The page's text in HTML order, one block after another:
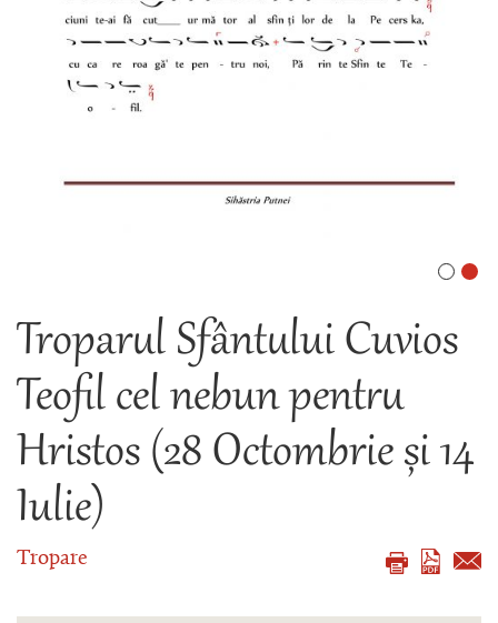
Troparul Sfântului Cuvios
Teofil cel nebun pentru
Hristos (28 Octombrie și 14
Iulie)
Tropare